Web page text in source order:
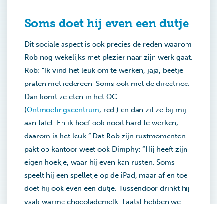
Soms doet hij even een dutje
Dit sociale aspect is ook precies de reden waarom
Rob nog wekelijks met plezier naar zijn werk gaat.
Rob: “Ik vind het leuk om te werken, jaja, beetje
praten met iedereen. Soms ook met de directrice.
Dan komt ze eten in het OC
(Ontmoetingscentrum, red.) en dan zit ze bij mij
aan tafel. En ik hoef ook nooit hard te werken,
daarom is het leuk.” Dat Rob zijn rustmomenten
pakt op kantoor weet ook Dimphy: “Hij heeft zijn
eigen hoekje, waar hij even kan rusten. Soms
speelt hij een spelletje op de iPad, maar af en toe
doet hij ook even een dutje. Tussendoor drinkt hij
vaak warme chocolademelk. Laatst hebben we